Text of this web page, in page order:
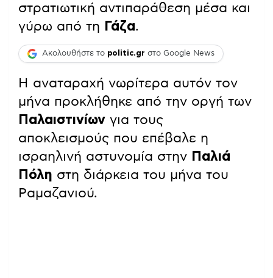
στρατιωτική αντιπαράθεση μέσα και
γύρω από τη Γάζα.
Ακολουθήστε το politic.gr στο Google News
Η αναταραχή νωρίτερα αυτόν τον
μήνα προκλήθηκε από την οργή των
Παλαιστινίων για τους
αποκλεισμούς που επέβαλε η
ισραηλινή αστυνομία στην Παλιά
Πόλη στη διάρκεια του μήνα του
Ραμαζανιού.